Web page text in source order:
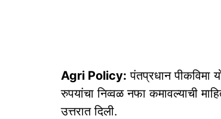
Agri Policy: पंतप्रधान
रुपयांचा निव्वळ नफा कमावल्याची
उत्तरात दिली.